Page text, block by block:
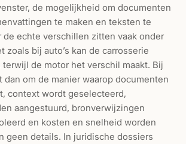
de mogelijkheid om documenten
te maken en teksten te
de echte verschillen zitten vaak onder
zoals bij auto’s kan de carrosserie
de motor het verschil maakt. Bij
dan om de manier waarop documenten
context wordt geselecteerd,
aangestuurd, bronverwijzingen
en kosten en snelheid worden
geen details. In juridische dossiers